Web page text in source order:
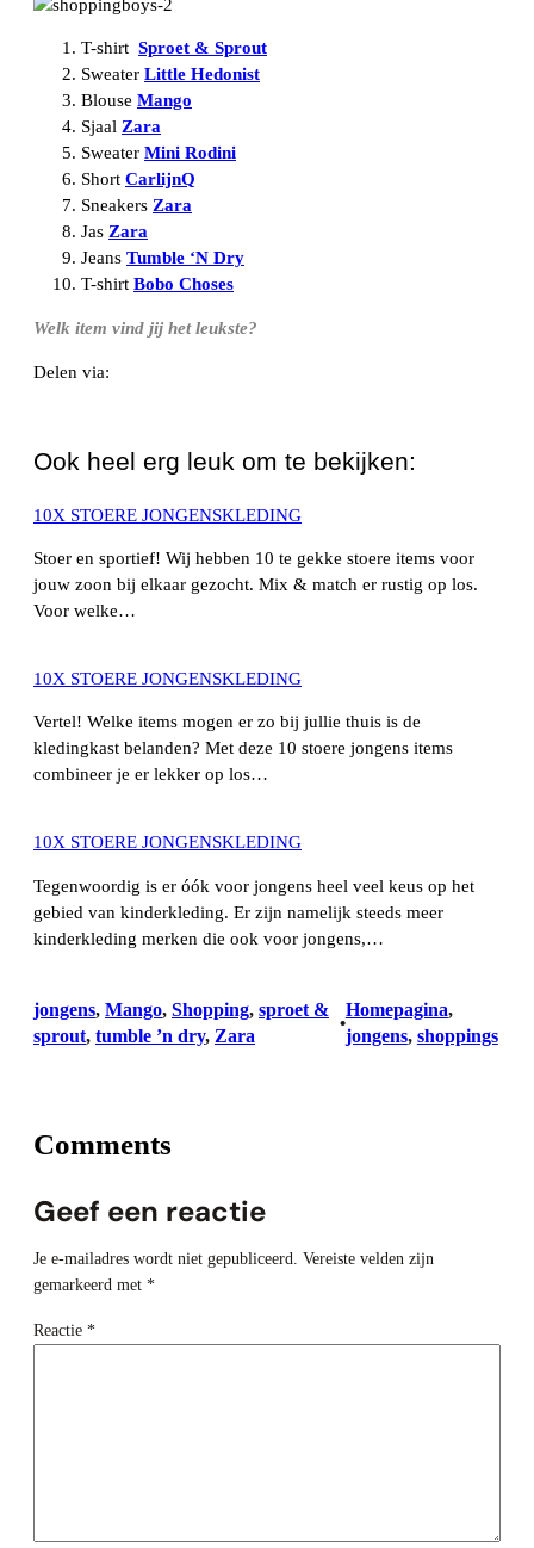
T-shirt Sproet & Sprout
Sweater Little Hedonist
Blouse Mango
Sjaal Zara
Sweater Mini Rodini
Short CarlijnQ
Sneakers Zara
Jas Zara
Jeans Tumble ‘N Dry
T-shirt Bobo Choses
Welk item vind jij het leukste?
Delen via:
Ook heel erg leuk om te bekijken:
10X STOERE JONGENSKLEDING
Stoer en sportief! Wij hebben 10 te gekke stoere items voor
jouw zoon bij elkaar gezocht. Mix & match er rustig op los.
Voor welke…
10X STOERE JONGENSKLEDING
Vertel! Welke items mogen er zo bij jullie thuis is de
kledingkast belanden? Met deze 10 stoere jongens items
combineer je er lekker op los…
10X STOERE JONGENSKLEDING
Tegenwoordig is er óók voor jongens heel veel keus op het
gebied van kinderkleding. Er zijn namelijk steeds meer
kinderkleding merken die ook voor jongens,…
jongens, Mango, Shopping, sproet &
sprout, tumble ’n dry, Zara
•
Homepagina ,
jongens, shoppings
Comments
Geef een reactie
Je e-mailadres wordt niet gepubliceerd.
Vereiste velden zijn
gemarkeerd met *
Reactie *